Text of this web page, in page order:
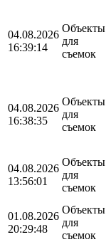
04.08.2026
16:39:14
Объекты
для
съемок
04.08.2026
16:38:35
Объекты
для
съемок
04.08.2026
13:56:01
Объекты
для
съемок
01.08.2026
20:29:48
Объекты
для
съемок